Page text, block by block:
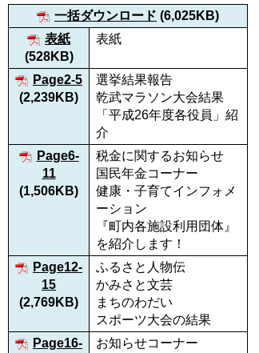
一括ダウンロード (6,025KB)
表紙
(528KB)
表紙
Page2-5
(2,239KB)
選挙結果報告
乾武マラソン大会結果
「平成26年度各役員」紹
介
Page6-
11
(1,506KB)
税金に関するお知らせ
国民年金コーナー
健康・子育てインフォメ
ーション
『町内各施設利用団体』
を紹介します！
Page12-
15
(2,769KB)
ふるさと人物伝
かみさと文芸
まちのわだい
スポーツ大会の結果
Page16-
お知らせコーナー